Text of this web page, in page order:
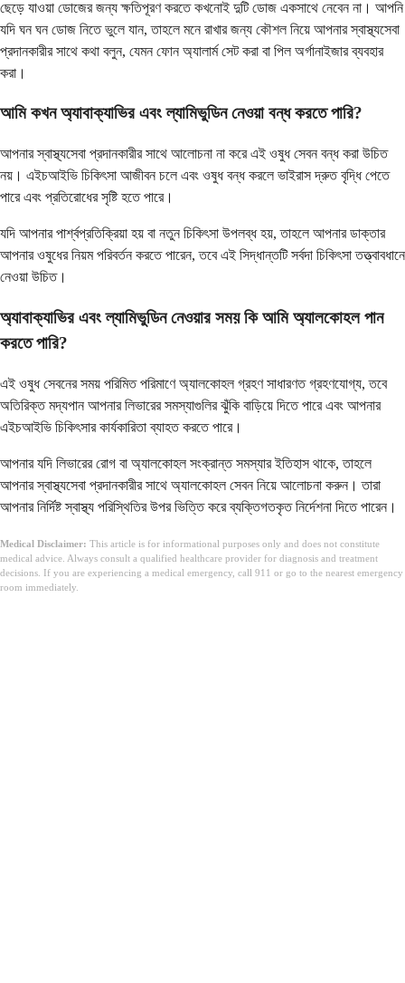
ছেড়ে যাওয়া ডোজের জন্য ক্ষতিপূরণ করতে কখনোই দুটি ডোজ একসাথে নেবেন না। আপনি
যদি ঘন ঘন ডোজ নিতে ভুলে যান, তাহলে মনে রাখার জন্য কৌশল নিয়ে আপনার স্বাস্থ্যসেবা
প্রদানকারীর সাথে কথা বলুন, যেমন ফোন অ্যালার্ম সেট করা বা পিল অর্গানাইজার ব্যবহার
করা।
আমি কখন অ্যাবাক্যাভির এবং ল্যামিভুডিন নেওয়া বন্ধ করতে পারি?
আপনার স্বাস্থ্যসেবা প্রদানকারীর সাথে আলোচনা না করে এই ওষুধ সেবন বন্ধ করা উচিত
নয়। এইচআইভি চিকিৎসা আজীবন চলে এবং ওষুধ বন্ধ করলে ভাইরাস দ্রুত বৃদ্ধি পেতে
পারে এবং প্রতিরোধের সৃষ্টি হতে পারে।
যদি আপনার পার্শ্বপ্রতিক্রিয়া হয় বা নতুন চিকিৎসা উপলব্ধ হয়, তাহলে আপনার ডাক্তার
আপনার ওষুধের নিয়ম পরিবর্তন করতে পারেন, তবে এই সিদ্ধান্তটি সর্বদা চিকিৎসা তত্ত্বাবধানে
নেওয়া উচিত।
অ্যাবাক্যাভির এবং ল্যামিভুডিন নেওয়ার সময় কি আমি অ্যালকোহল পান
করতে পারি?
এই ওষুধ সেবনের সময় পরিমিত পরিমাণে অ্যালকোহল গ্রহণ সাধারণত গ্রহণযোগ্য, তবে
অতিরিক্ত মদ্যপান আপনার লিভারের সমস্যাগুলির ঝুঁকি বাড়িয়ে দিতে পারে এবং আপনার
এইচআইভি চিকিৎসার কার্যকারিতা ব্যাহত করতে পারে।
আপনার যদি লিভারের রোগ বা অ্যালকোহল সংক্রান্ত সমস্যার ইতিহাস থাকে, তাহলে
আপনার স্বাস্থ্যসেবা প্রদানকারীর সাথে অ্যালকোহল সেবন নিয়ে আলোচনা করুন। তারা
আপনার নির্দিষ্ট স্বাস্থ্য পরিস্থিতির উপর ভিত্তি করে ব্যক্তিগতকৃত নির্দেশনা দিতে পারেন।
Medical Disclaimer: This article is for informational purposes only and does not constitute
medical advice. Always consult a qualified healthcare provider for diagnosis and treatment
decisions. If you are experiencing a medical emergency, call 911 or go to the nearest emergency
room immediately.